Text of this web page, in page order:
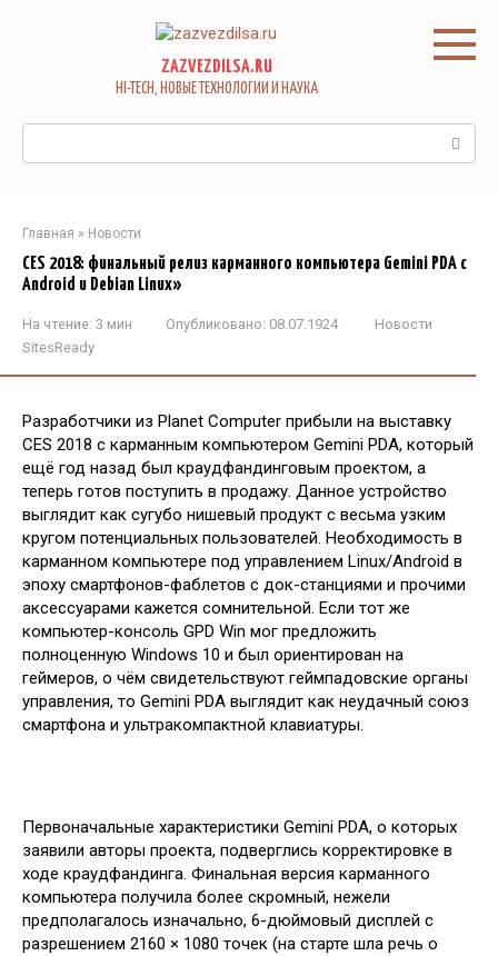
ZAZVEZDILSA.RU
HI-TECH, НОВЫЕ ТЕХНОЛОГИИ И НАУКА
Главная » Новости
CES 2018: финальный релиз карманного компьютера Gemini PDA с
Android и Debian Linux»
На чтение: 3 мин Опубликовано: 08.07.1924
Новости
SitesReady
Разработчики из Planet Computer прибыли на выставку
CES 2018 с карманным компьютером Gemini PDA, который
ещё год назад был краудфандинговым проектом, а
теперь готов поступить в продажу. Данное устройство
выглядит как сугубо нишевый продукт с весьма узким
кругом потенциальных пользователей. Необходимость в
карманном компьютере под управлением Linux/Android в
эпоху смартфонов-фаблетов с док-станциями и прочими
аксессуарами кажется сомнительной. Если тот же
компьютер-консоль GPD Win мог предложить
полноценную Windows 10 и был ориентирован на
геймеров, о чём свидетельствуют геймпадовские органы
управления, то Gemini PDA выглядит как неудачный союз
смартфона и ультракомпактной клавиатуры.
Первоначальные характеристики Gemini PDA, о которых
заявили авторы проекта, подверглись корректировке в
ходе краудфандинга. Финальная версия карманного
компьютера получила более скромный, нежели
предполагалось изначально, 6-дюймовый дисплей с
разрешением 2160 × 1080 точек (на старте шла речь о